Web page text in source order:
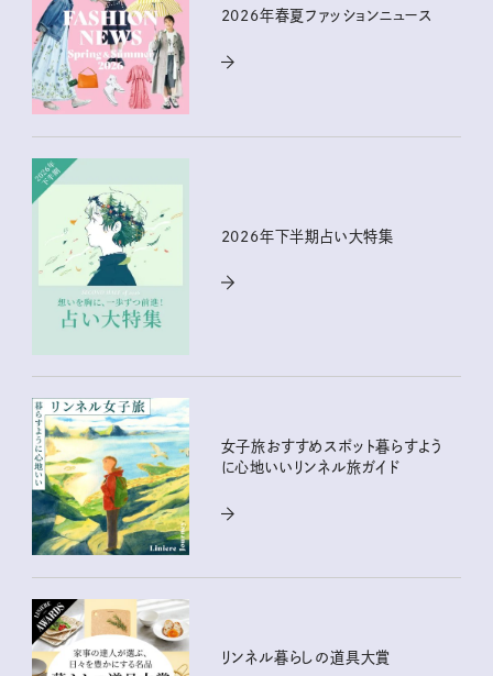
2026年春夏ファッションニュース
2026年下半期占い大特集
女子旅おすすめスポット暮らすよう
に心地いいリンネル旅ガイド
リンネル暮らしの道具大賞